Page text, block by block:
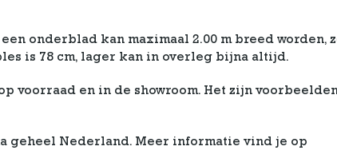
onderblad kan maximaal 2.00 m breed worden,
is 78 cm, lager kan in overleg bijna altijd.
voorraad en in de showroom. Het zijn
geheel Nederland. Meer informatie vind je op